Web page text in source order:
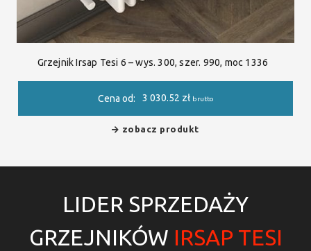
Grzejnik Irsap Tesi 6 – wys. 300, szer. 990, moc 1336
Cena od: 3 030.52 zł brutto
zobacz produkt
LIDER SPRZEDAŻY
GRZEJNIKÓW IRSAP TESI